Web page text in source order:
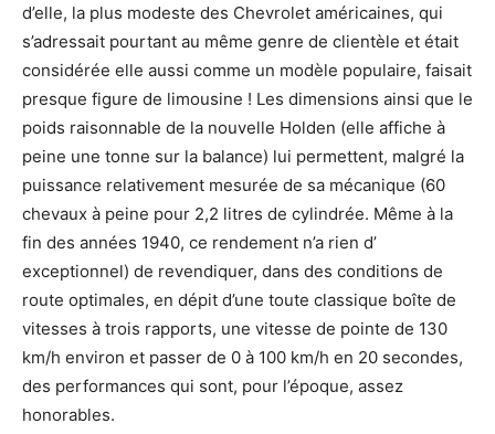
d’elle, la plus modeste des Chevrolet américaines, qui
s’adressait pourtant au même genre de clientèle et était
considérée elle aussi comme un modèle populaire, faisait
presque figure de limousine ! Les dimensions ainsi que le
poids raisonnable de la nouvelle Holden (elle affiche à
peine une tonne sur la balance) lui permettent, malgré la
puissance relativement mesurée de sa mécanique (60
chevaux à peine pour 2,2 litres de cylindrée. Même à la
fin des années 1940, ce rendement n’a rien d’
exceptionnel) de revendiquer, dans des conditions de
route optimales, en dépit d’une toute classique boîte de
vitesses à trois rapports, une vitesse de pointe de 130
km/h environ et passer de 0 à 100 km/h en 20 secondes,
des performances qui sont, pour l’époque, assez
honorables.